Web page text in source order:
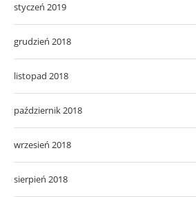
styczeń 2019
grudzień 2018
listopad 2018
październik 2018
wrzesień 2018
sierpień 2018